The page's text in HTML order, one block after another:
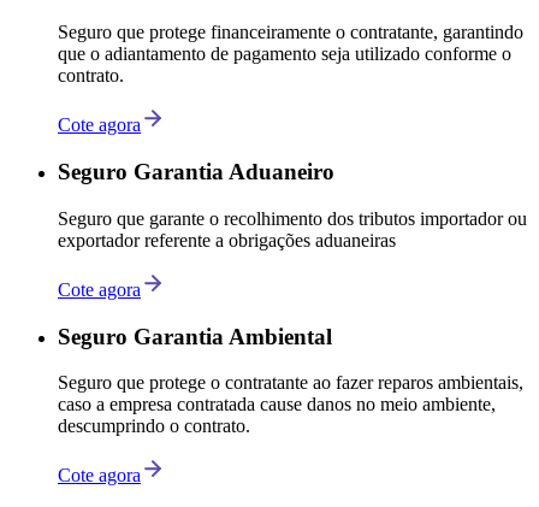
Seguro que protege financeiramente o contratante, garantindo
que o adiantamento de pagamento seja utilizado conforme o
contrato.
Cote agora
Seguro Garantia Aduaneiro
Seguro que garante o recolhimento dos tributos importador ou
exportador referente a obrigações aduaneiras
Cote agora
Seguro Garantia Ambiental
Seguro que protege o contratante ao fazer reparos ambientais,
caso a empresa contratada cause danos no meio ambiente,
descumprindo o contrato.
Cote agora